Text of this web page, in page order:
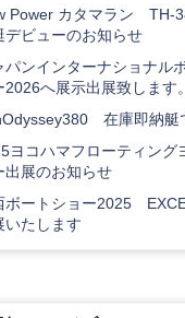
Power カタマラン TH-
デビューのお知らせ
パンインターナショナル
2026へ展示出展致します。
在庫即納艇
ヨコハマフローティング
出展のお知らせ
ボートショー2025
いたします